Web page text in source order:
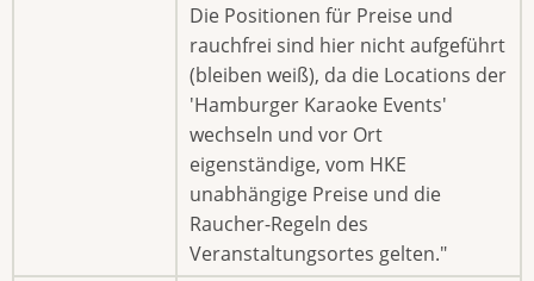
Die Positionen für Preise und
rauchfrei sind hier nicht aufgeführt
(bleiben weiß), da die Locations der
'Hamburger Karaoke Events'
wechseln und vor Ort
eigenständige, vom HKE
unabhängige Preise und die
Raucher-Regeln des
Veranstaltungsortes gelten."